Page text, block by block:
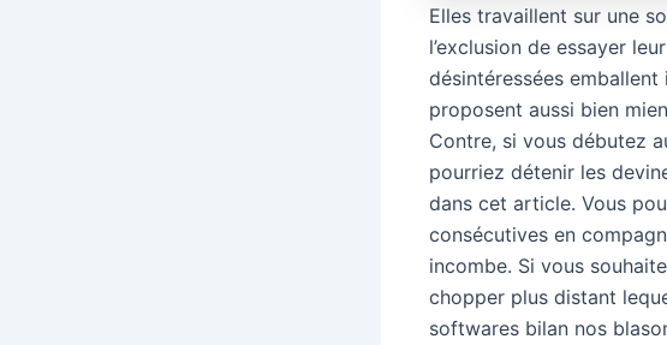
Elles travaillent sur une
l’exclusion de essayer
désintéressées
proposent aussi bien
Contre, si vous débutez
pourriez détenir les
dans cet article. Vous
consécutives en
incombe. Si vous
chopper plus distant
softwares bilan nos